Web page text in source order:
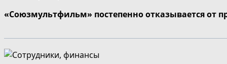
«Союзмультфильм» постепенно отказывается от